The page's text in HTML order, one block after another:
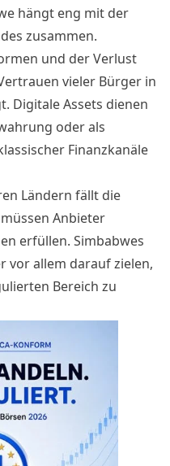
hängt eng mit der
zusammen.
und der Verlust
vieler Bürger in
Digitale Assets dienen
oder als
Finanzkanäle
Ländern fällt die
Anbieter
erfüllen. Simbabwes
vor allem darauf zielen,
Bereich zu